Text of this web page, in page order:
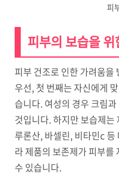
피
피부의 보습을 위
피부 건조로 인한 가려움을
우선, 첫 번째는 자신에게
습니다. 여성의 경우 크림
것입니다. 하지만 보습제는
루론산, 바셀린, 비타민c
라 제품의 보존제가 피부를
수 있습니다.